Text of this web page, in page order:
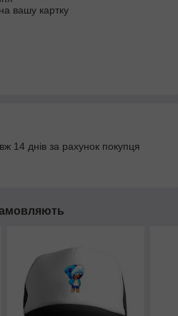
вашу картку
14 днів за рахунок покупця